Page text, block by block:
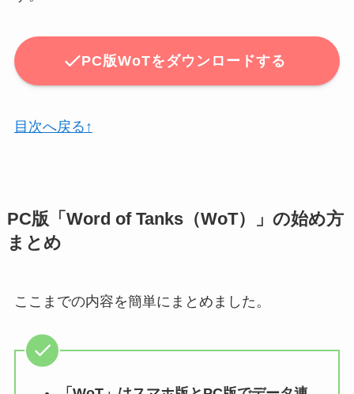
PC版WoTをダウンロードする
目次へ戻る↑
PC版「Word of Tanks（WoT）」の始め方
まとめ
ここまでの内容を簡単にまとめました。